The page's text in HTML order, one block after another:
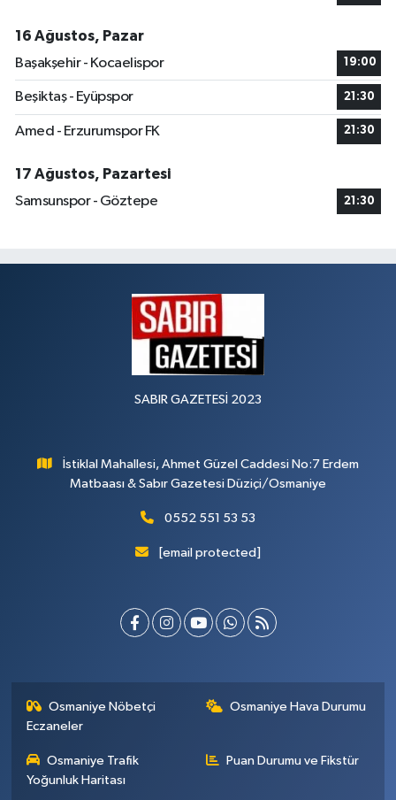
16 Ağustos, Pazar
Başakşehir - Kocaelispor
19:00
Beşiktaş - Eyüpspor 21:30
Amed - Erzurumspor FK 21:30
17 Ağustos, Pazartesi
Samsunspor - Göztepe
21:30
SABIR GAZETESİ 2023
İstiklal Mahallesi, Ahmet Güzel Caddesi No:7 Erdem
Matbaası & Sabır Gazetesi Düziçi/Osmaniye
0552 551 53 53
[email protected]
Osmaniye Nöbetçi
Eczaneler
Osmaniye Hava Durumu
Osmaniye Trafik
Yoğunluk Haritası
Puan Durumu ve Fikstür